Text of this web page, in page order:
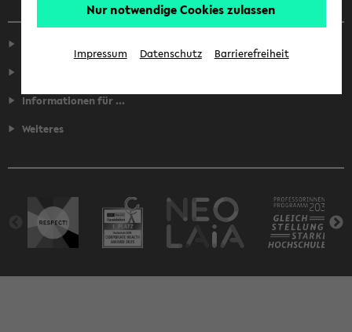
Informationen für ...
Weiteres
Nur notwendige Cookies zulassen
Impressum Datenschutz Barrierefreiheit